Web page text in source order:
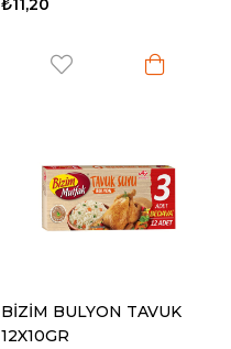
₺11,20
BİZİM BULYON TAVUK
12X10GR